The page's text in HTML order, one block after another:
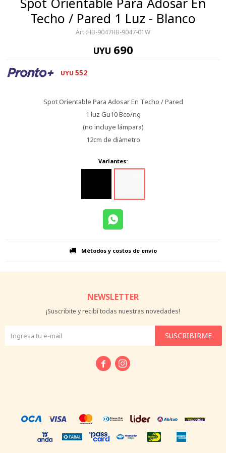
Techo / Pared 1 Luz - Blanco
HB-9047HB-9047-01W
UYU 690
UYU 552
Spot Orientable Para Adosar En Techo / Pared
1 luz Gu10 Bco/ng
(no incluye lámpara)
12cm de diámetro
Variantes:
Métodos y costos de envío
NEWSLETTER
¡Suscribite y recibí todas nuestras novedades!
SUSCRIBIRME
 